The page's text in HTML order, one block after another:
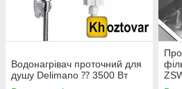
Водонагрівач проточний для
душу Delimano ⁇ 3500 Вт